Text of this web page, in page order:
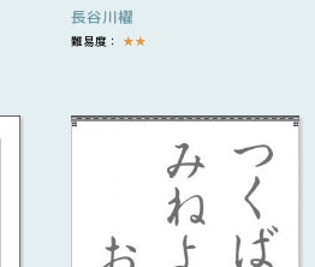
長谷川櫂
難易度： ★★